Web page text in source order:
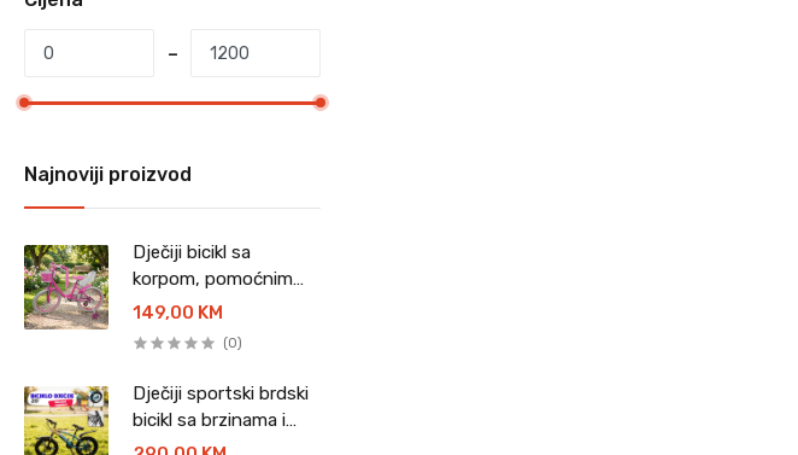
Najnoviji proizvod
Dječiji bicikl sa
korpom, pomoćnim
točkovima i sjedalicom
za lutke - 20"
149,00 KM
(0)
Dječiji sportski brdski
bicikl sa brzinama i
disk kočnicama - 20"